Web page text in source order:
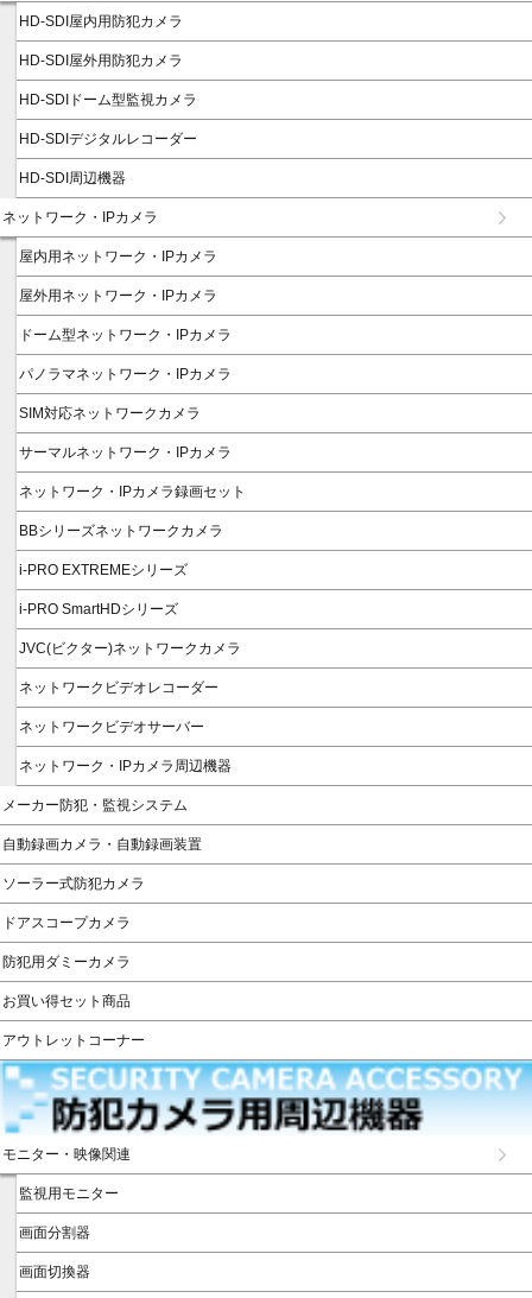
HD-SDI屋内用防犯カメラ
HD-SDI屋外用防犯カメラ
HD-SDIドーム型監視カメラ
HD-SDIデジタルレコーダー
HD-SDI周辺機器
ネットワーク・IPカメラ
屋内用ネットワーク・IPカメラ
屋外用ネットワーク・IPカメラ
ドーム型ネットワーク・IPカメラ
パノラマネットワーク・IPカメラ
SIM対応ネットワークカメラ
サーマルネットワーク・IPカメラ
ネットワーク・IPカメラ録画セット
BBシリーズネットワークカメラ
i-PRO EXTREMEシリーズ
i-PRO SmartHDシリーズ
JVC(ビクター)ネットワークカメラ
ネットワークビデオレコーダー
ネットワークビデオサーバー
ネットワーク・IPカメラ周辺機器
メーカー防犯・監視システム
自動録画カメラ・自動録画装置
ソーラー式防犯カメラ
ドアスコープカメラ
防犯用ダミーカメラ
お買い得セット商品
アウトレットコーナー
モニター・映像関連
監視用モニター
画面分割器
画面切換器